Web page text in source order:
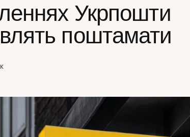
Укрпошти
поштамати